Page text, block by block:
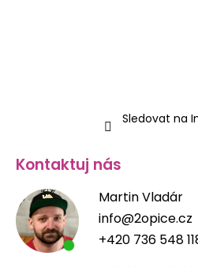
Sledovat na
Kontaktuj nás
Martin Vladár
info@2opice.cz
+420 736 548